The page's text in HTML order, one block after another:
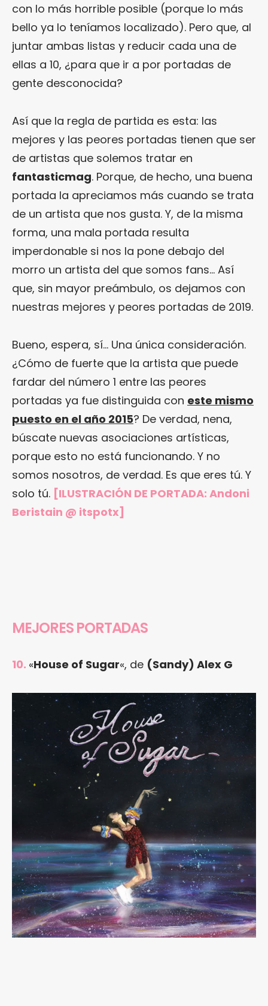
con lo más horrible posible (porque lo más
bello ya lo teníamos localizado). Pero que, al
juntar ambas listas y reducir cada una de
ellas a 10, ¿para que ir a por portadas de
gente desconocida?
Así que la regla de partida es esta: las
mejores y las peores portadas tienen que ser
de artistas que solemos tratar en
fantasticmag. Porque, de hecho, una buena
portada la apreciamos más cuando se trata
de un artista que nos gusta. Y, de la misma
forma, una mala portada resulta
imperdonable si nos la pone debajo del
morro un artista del que somos fans… Así
que, sin mayor preámbulo, os dejamos con
nuestras mejores y peores portadas de 2019.
Bueno, espera, sí… Una única consideración.
¿Cómo de fuerte que la artista que puede
fardar del número 1 entre las peores
portadas ya fue distinguida con este mismo
puesto en el año 2015? De verdad, nena,
búscate nuevas asociaciones artísticas,
porque esto no está funcionando. Y no
somos nosotros, de verdad. Es que eres tú. Y
solo tú. [ILUSTRACIÓN DE PORTADA: Andoni
Beristain @ itspotx]
MEJORES PORTADAS
10. «House of Sugar«, de (Sandy) Alex G